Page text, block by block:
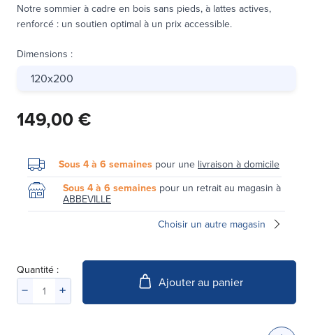
Notre sommier à cadre en bois sans pieds, à lattes actives,
renforcé : un soutien optimal à un prix accessible.
Dimensions :
120x200
149,00 €
Sous 4 à 6 semaines pour une livraison à domicile
Sous 4 à 6 semaines pour un retrait au magasin à
ABBEVILLE
Choisir un autre magasin
Quantité :
Ajouter au panier